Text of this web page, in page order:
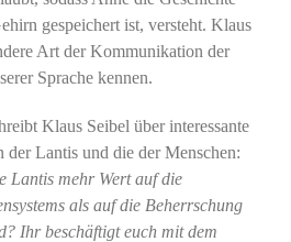
gespeichert ist, versteht. Klaus
Art der Kommunikation der
Sprache kennen.
Klaus Seibel über interessante
der Lantis und die der Menschen:
Lantis mehr Wert auf die
als auf die Beherrschung
Ihr beschäftigt euch mit dem